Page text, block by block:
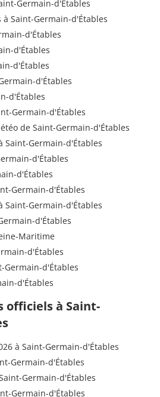
Germain-d'Étables
à Saint-Germain-d'Étables
d'Étables
d'Étables
d'Étables
d'Étables
d'Étables
Germain-d'Étables
de Saint-Germain-d'Étables
Saint-Germain-d'Étables
d'Étables
d'Étables
Germain-d'Étables
Saint-Germain-d'Étables
d'Étables
Maritime
d'Étables
Germain-d'Étables
d'Étables
officiels à Saint-
à Saint-Germain-d'Étables
Germain-d'Étables
Germain-d'Étables
Germain-d'Étables